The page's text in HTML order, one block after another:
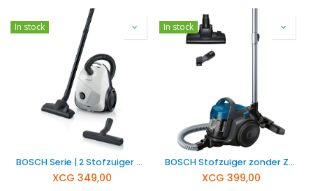
In stock
BOSCH Serie | 2 Stofzuiger met Zak BGLS2WH1H
XCG 349,00
In stock
BOSCH Stofzuiger zonder Zak BGS05A220
XCG 399,00